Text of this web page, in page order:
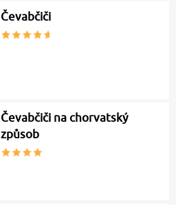
Čevabčiči
Čevabčiči na chorvatský
způsob